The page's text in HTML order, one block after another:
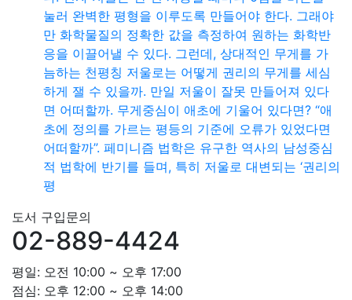
눌러 완벽한 평형을 이루도록 만들어야 한다. 그래야
만 화학물질의 정확한 값을 측정하여 원하는 화학반
응을 이끌어낼 수 있다. 그런데, 상대적인 무게를 가
늠하는 천평칭 저울로는 어떻게 권리의 무게를 세심
하게 잴 수 있을까. 만일 저울이 잘못 만들어져 있다
면 어떠할까. 무게중심이 애초에 기울어 있다면? “애
초에 정의를 가르는 평등의 기준에 오류가 있었다면
어떠할까”. 페미니즘 법학은 유구한 역사의 남성중심
적 법학에 반기를 들며, 특히 저울로 대변되는 ‘권리의
평
도서 구입문의
02-889-4424
평일: 오전 10:00 ~ 오후 17:00
점심: 오후 12:00 ~ 오후 14:00